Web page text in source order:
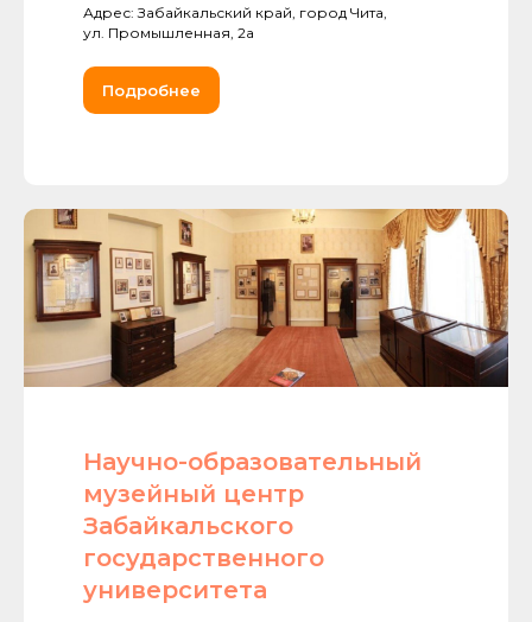
Адрес: Забайкальский край, город Чита,
ул. Промышленная, 2а
Подробнее
Научно-образовательный
музейный центр
Забайкальского
государственного
университета